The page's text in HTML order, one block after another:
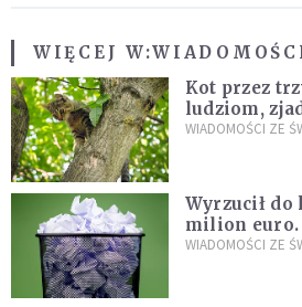
WIĘCEJ W:
Kot przez
ludziom,
kaczki. W
WIADOMOŚCI ZE
Wyrzucił
milion euro.
WIADOMOŚCI ZE